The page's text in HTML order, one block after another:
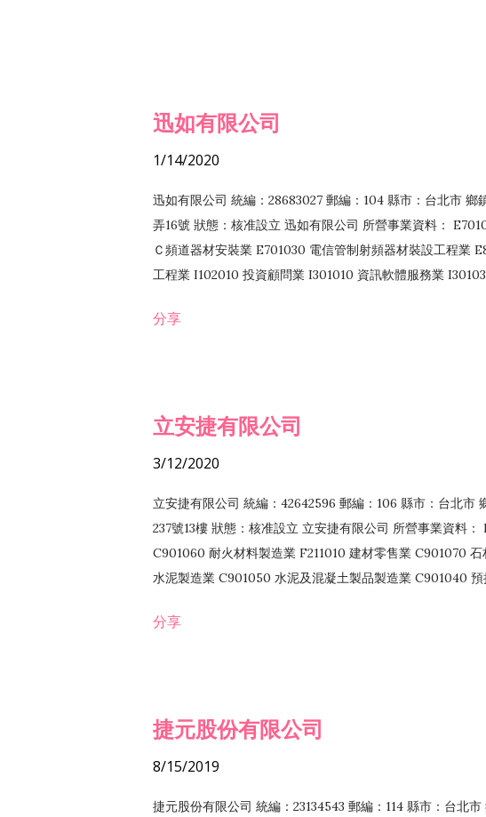
迅如有限公司
1/14/2020
迅如有限公司 統編：28683027 郵編：104 縣市：台北市
弄16號 狀態：核准設立 迅如有限公司 所營事業資料：
Ｃ頻道器材安裝業 E701030 電信管制射頻器材裝設工程業
工程業 I102010 投資顧問業 I301010 資訊軟體服務業
務 F102030 菸酒批發業 F203020 菸酒零售業 F401171 酒類
分享
立安捷有限公司
3/12/2020
立安捷有限公司 統編：42642596 郵編：106 縣市：台北市
237號13樓 狀態：核准設立 立安捷有限公司 所營事業資料
C901060 耐火材料製造業 F211010 建材零售業 C901070
水泥製造業 C901050 水泥及混凝土製品製造業 C901040
EZ99990 其他工程業 F102170 食品什貨批發業 F106020
分享
捷元股份有限公司
8/15/2019
捷元股份有限公司 統編：23134543 郵編：114 縣市：台北